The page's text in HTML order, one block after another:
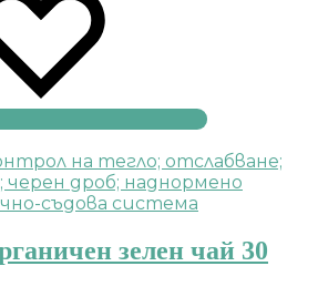
зелен чай 30